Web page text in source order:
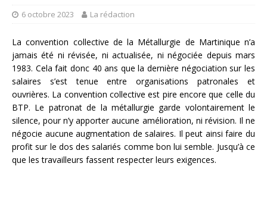
6 octobre 2023 La rédaction
La convention collective de la Métallurgie de Martinique n’a
jamais été ni révisée, ni actualisée, ni négociée depuis mars
1983. Cela fait donc 40 ans que la dernière négociation sur les
salaires s’est tenue entre organisations patronales et
ouvrières. La convention collective est pire encore que celle du
BTP. Le patronat de la métallurgie garde volontairement le
silence, pour n’y apporter aucune amélioration, ni révision. Il ne
négocie aucune augmentation de salaires. Il peut ainsi faire du
profit sur le dos des salariés comme bon lui semble. Jusqu’à ce
que les travailleurs fassent respecter leurs exigences.